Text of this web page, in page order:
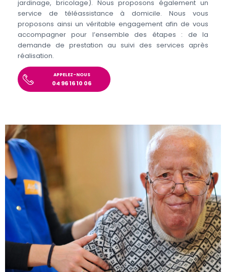
jardinage, bricolage). Nous proposons également un
service de téléassistance à domicile. Nous vous
proposons ainsi un véritable engagement afin de vous
accompagner pour l’ensemble des étapes : de la
demande de prestation au suivi des services après
réalisation.
APPELEZ-NOUS
04 96 16 10 06